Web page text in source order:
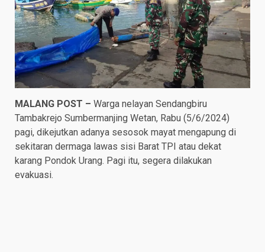
MALANG POST – Warga nelayan Sendangbiru
Tambakrejo Sumbermanjing Wetan, Rabu (5/6/2024)
pagi, dikejutkan adanya sesosok mayat mengapung di
sekitaran dermaga lawas sisi Barat TPI atau dekat
karang Pondok Urang. Pagi itu, segera dilakukan
evakuasi.